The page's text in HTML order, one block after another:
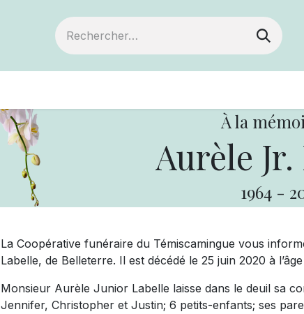
À la
Aurèle
1964 -
La Coopérative funéraire du Témiscamingue vous
Labelle, de Belleterre. Il est décédé le 25 juin 2020 à
Monsieur Aurèle Junior Labelle laisse dans le deuil sa
Jennifer, Christopher et Justin; 6 petits-enfants; ses